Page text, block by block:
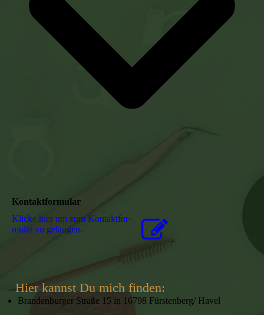
Kontaktformular
Klicke hier um zum Kon­takt­for­
mu­lar zu gelangen.
Hier kannst Du mich finden:
Brandenburger Straße 15 in 16798 Fürstenberg/ Havel